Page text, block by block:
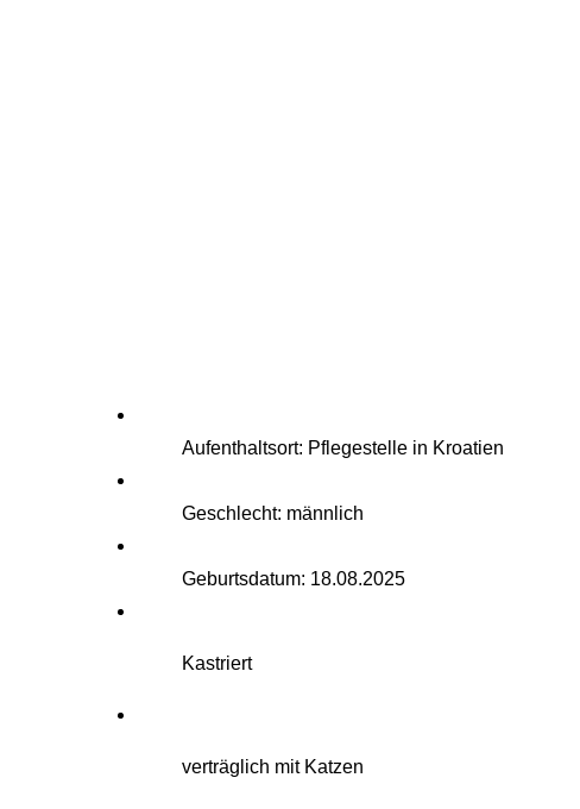
Aufenthaltsort: Pflegestelle in Kroatien
Geschlecht: männlich
Geburtsdatum: 18.08.2025
Kastriert
verträglich mit Katzen